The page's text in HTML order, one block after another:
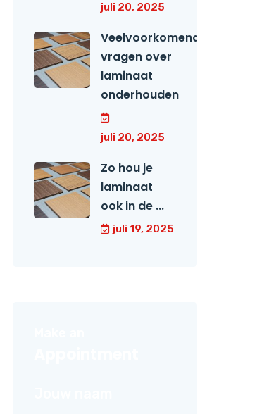
juli 20, 2025
Veelvoorkomende
vragen over
laminaat
onderhouden
juli 20, 2025
Zo hou je
laminaat
ook in de ...
juli 19, 2025